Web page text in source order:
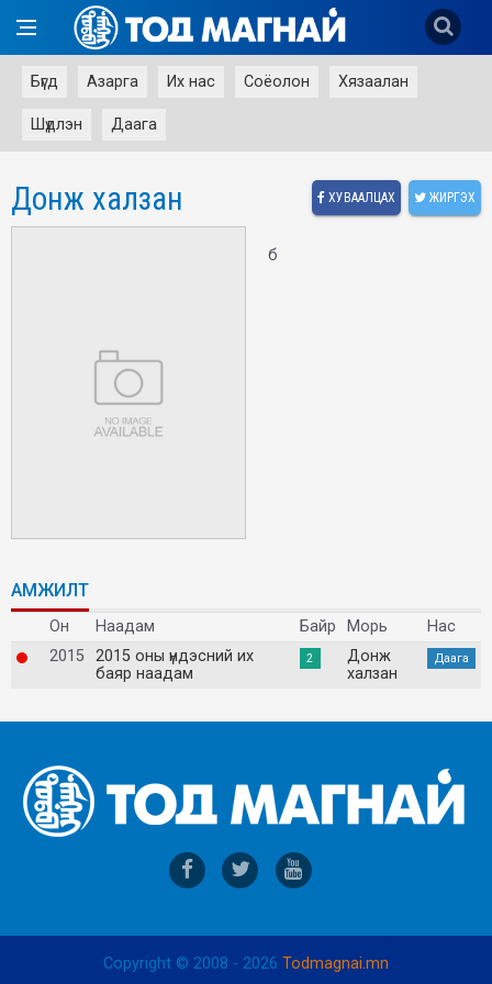
Бүгд Азарга Их нас Соёолон Хязаалан
Шүдлэн Даага
Донж халзан ХУВААЛЦАХ ЖИРГЭХ
б
АМЖИЛТ
Он Наадам Байр Морь
Нас
2015 2015 оны үндэсний их
баяр наадам
2
Донж
халзан
Даага
Copyright © 2008 - 2026 Todmagnai.mn